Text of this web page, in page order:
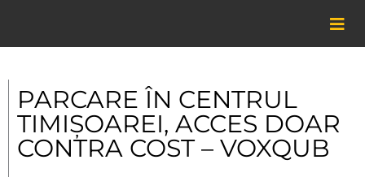
content
PARCARE ÎN CENTRUL
TIMIȘOAREI, ACCES DOAR
CONTRA COST – VOXQUB